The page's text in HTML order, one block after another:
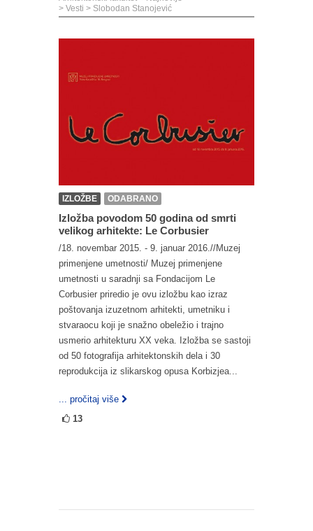
> Vesti > Slobodan Stanojević
IZLOŽBE ODABRANO
Izložba povodom 50 godina od smrti
velikog arhitekte: Le Corbusier
/18. novembar 2015. - 9. januar 2016.//Muzej
primenjene umetnosti/ Muzej primenjene
umetnosti u saradnji sa Fondacijom Le
Corbusier priredio je ovu izložbu kao izraz
poštovanja izuzetnom arhitekti, umetniku i
stvaraocu koji je snažno obeležio i trajno
usmerio arhitekturu XX veka. Izložba se sastoji
od 50 fotografija arhitektonskih dela i 30
reprodukcija iz slikarskog opusa Korbizjea...
... pročitaj više
13